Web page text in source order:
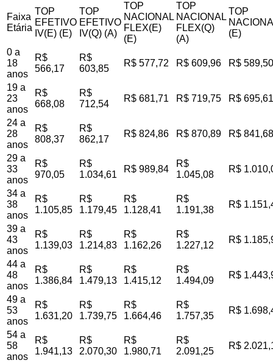
Faixa
Etária
TOP
EFETIVO
IV(E) (E)
TOP
EFETIVO
IV(Q) (A)
TOP
NACIONAL
FLEX(E)
(E)
TOP
NACIONAL
FLEX(Q)
(A)
TOP
(E)
0 a
18
anos
R$
566,17
R$
603,85
R$ 577,72 R$ 609,96 R$ 589,50
19 a
23
anos
R$
668,08
R$
712,54
R$ 681,71 R$ 719,75 R$ 695,61
24 a
28
anos
R$
808,37
R$
862,17
R$ 824,86 R$ 870,89 R$ 841,68
29 a
33
anos
R$
970,05
R$
1.034,61
R$ 989,84
R$
1.045,08
R$
34 a
38
anos
R$
1.105,85
R$
1.179,45
R$
1.128,41
R$
1.191,38
R$
39 a
43
anos
R$
1.139,03
R$
1.214,83
R$
1.162,26
R$
1.227,12
R$
44 a
48
anos
R$
1.386,84
R$
1.479,13
R$
1.415,12
R$
1.494,09
R$
49 a
53
anos
R$
1.631,20
R$
1.739,75
R$
1.664,46
R$
1.757,35
R$
54 a
58
anos
R$
1.941,13
R$
2.070,30
R$
1.980,71
R$
2.091,25
R$